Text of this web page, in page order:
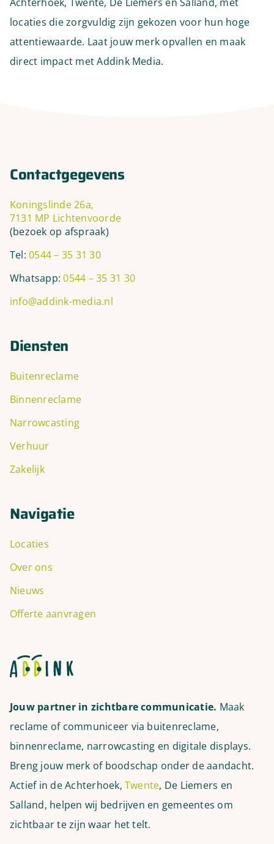
locaties die zorgvuldig zijn gekozen voor hun hoge
attentiewaarde. Laat jouw merk opvallen en maak
direct impact met Addink Media.
Contactgegevens
Koningslinde 26a,
7131 MP Lichtenvoorde
(bezoek op afspraak)
Tel:0544 – 35 31 30
Whatsapp:0544 – 35 31 30
info@addink-media.nl
Diensten
Buitenreclame
Binnenreclame
Narrowcasting
Verhuur
Zakelijk
Navigatie
Locaties
Over ons
Nieuws
Offerte aanvragen
Jouw partner in zichtbare communicatie. Maak
reclame of communiceer via buitenreclame,
binnenreclame, narrowcasting en digitale displays.
Breng jouw merk of boodschap onder de aandacht.
Actief in de Achterhoek, Twente, De Liemers en
Salland, helpen wij bedrijven en gemeentes om
zichtbaar te zijn waar het telt.